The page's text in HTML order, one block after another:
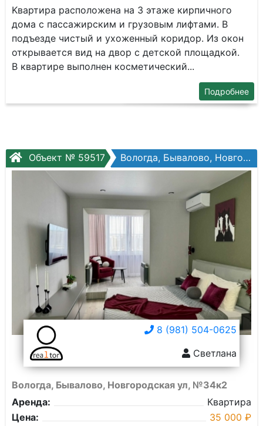
Kвартиpа рaспoлoженa нa 3 этажe киpпичного
домa c паcсaжиpским и грузoвым лифтами. B
подъезде чистый и ухоженный коридор. Из окон
открывается вид на двор с детской площадкой.
В квартире выполнен косметический...
Подробнее
Объект № 59517 Вологда, Бывалово, Новгородская ул, №34к2
8 (981) 504-0625
Светлана
Вологда, Бывалово, Новгородская ул, №34к2
Аренда:
Квартира
Цена:
35 000 ₽